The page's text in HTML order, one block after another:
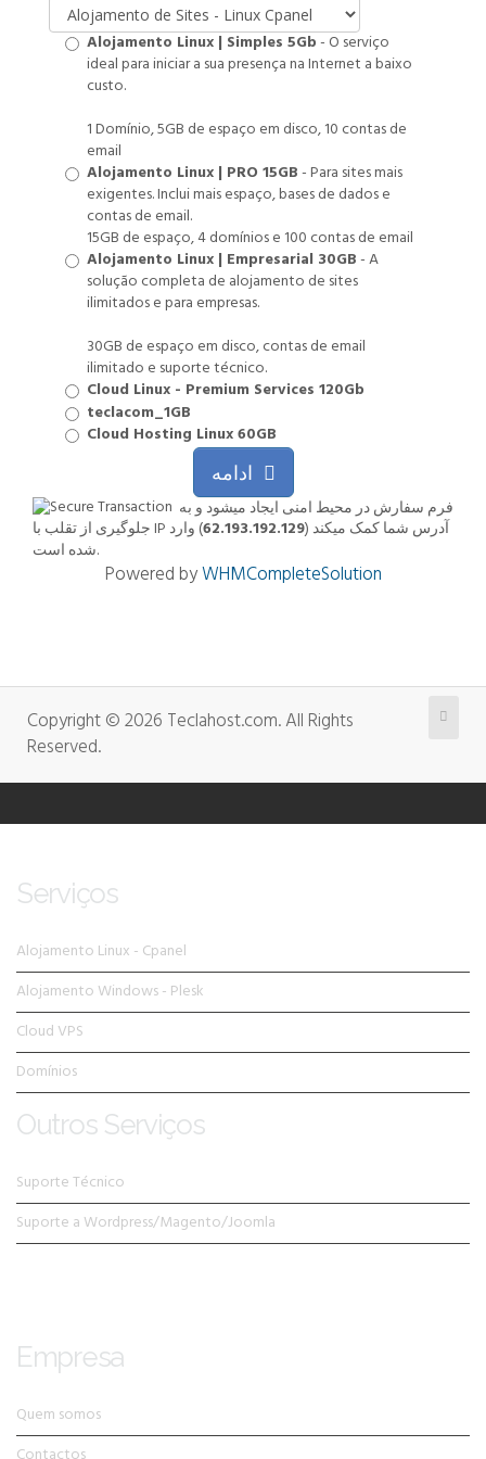
Alojamento Linux | Simples 5Gb- O serviço
ideal para iniciar a sua presença na Internet a baixo
custo.
1 Domínio, 5GB de espaço em disco, 10 contas de
email
Alojamento Linux | PRO 15GB- Para sites mais
exigentes. Inclui mais espaço, bases de dados e
contas de email.
15GB de espaço, 4 domínios e 100 contas de email
Alojamento Linux | Empresarial 30GB- A
solução completa de alojamento de sites
ilimitados e para empresas.
30GB de espaço em disco, contas de email
ilimitado e suporte técnico.
Cloud Linux - Premium Services 120Gb
teclacom_1GB
Cloud Hosting Linux 60GB
جلوگیری از تقلب با IP آدرس شما کمک میکند (62.193.192.129) وارد
شده است.
Powered byWHMCompleteSolution
Copyright © 2026 Teclahost.com. All Rights
Reserved.
Serviços
Alojamento Linux - Cpanel
Alojamento Windows - Plesk
Cloud VPS
Domínios
Outros Serviços
Suporte Técnico
Suporte a Wordpress/Magento/Joomla
Empresa
Quem somos